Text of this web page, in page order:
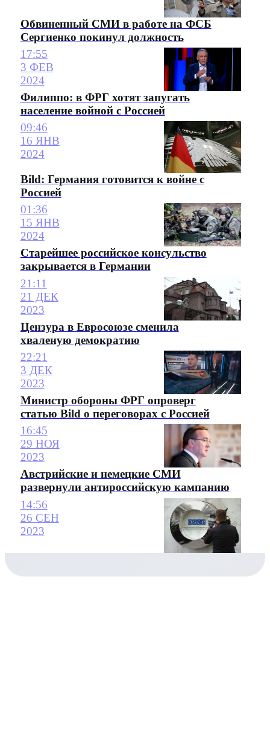
Обвиненный СМИ в работе на ФСБ
Сергиенко покинул должность
17:55
3 ФЕВ
2024
Филиппо: в ФРГ хотят запугать
население войной с Россией
09:46
16 ЯНВ
2024
Bild: Германия готовится к войне с
Россией
01:36
15 ЯНВ
2024
Старейшее российское консульство
закрывается в Германии
21:11
21 ДЕК
2023
Цензура в Евросоюзе сменила
хваленую демократию
22:21
3 ДЕК
2023
Министр обороны ФРГ опроверг
статью Bild о переговорах с Россией
16:45
29 НОЯ
2023
Австрийские и немецкие СМИ
развернули антироссийскую кампанию
14:56
26 СЕН
2023